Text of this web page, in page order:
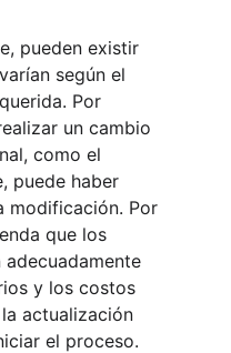
pueden existir
según el
Por
un cambio
como el
puede haber
modificación. Por
que los
y los costos
actualización
el proceso.